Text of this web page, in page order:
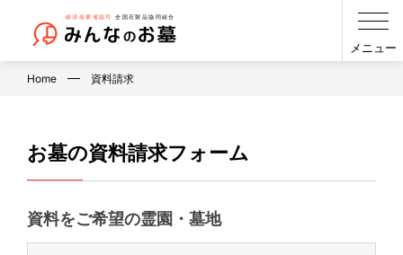
メニュー
Home 資料請求
お墓の資料請求フォーム
資料をご希望の霊園・墓地